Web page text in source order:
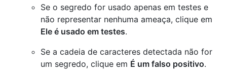
Se o segredo for usado apenas em testes e
não representar nenhuma ameaça, clique em
Ele é usado em testes.
Se a cadeia de caracteres detectada não for
um segredo, clique em É um falso positivo.